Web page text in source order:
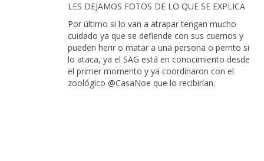
LES DEJAMOS FOTOS DE LO QUE SE EXPLICA
Por último si lo van a atrapar tengan mucho
cuidado ya que se defiende con sus cuernos y
pueden herir o matar a una persona o perrito si
lo ataca, ya el SAG está en conocimiento desde
el primer momento y ya coordinaron con el
zoológico @CasaNoe que lo recibirían.